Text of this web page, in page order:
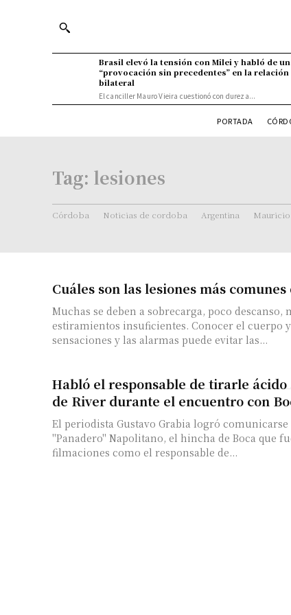
Brasil elevó la tensión con Milei y habló de
“provocación sin precedentes” en la relación
bilateral
El canciller Mauro Vieira cuestionó con dureza...
PORTADA
Tag: lesiones
Córdoba Noticias de cordoba Argentina
Cuáles son las lesiones más comunes
Muchas se deben a sobrecarga, poco descanso,
estiramientos insuficientes. Conocer el cuerpo y reconocer las
sensaciones y las alarmas puede evitar las...
Habló el responsable de tirarle ácido
de River durante el encuentro con
El periodista Gustavo Grabia logró
"Panadero" Napolitano, el hincha de Boca que
filmaciones como el responsable de...